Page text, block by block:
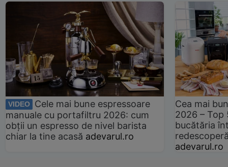
VIDEO
Cele mai bune espressoare
manuale cu portafiltru 2026: cum
obții un espresso de nivel barista
chiar la tine acasă adevarul.ro
Cea mai
2026 –
bucătăria
adevarul.ro